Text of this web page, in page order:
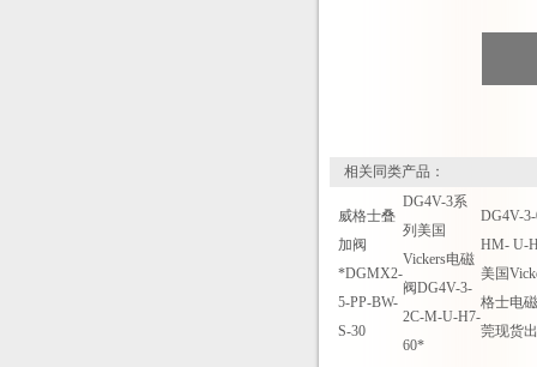
相关同类产品：
威格士叠
加阀
*DGMX2-
5-PP-BW-
S-30
DG4V-3系
列美国
Vickers电磁
阀DG4V-3-
2C-M-U-H7-
60*
DG4V-
HM- U-
美国
格士电
莞现货